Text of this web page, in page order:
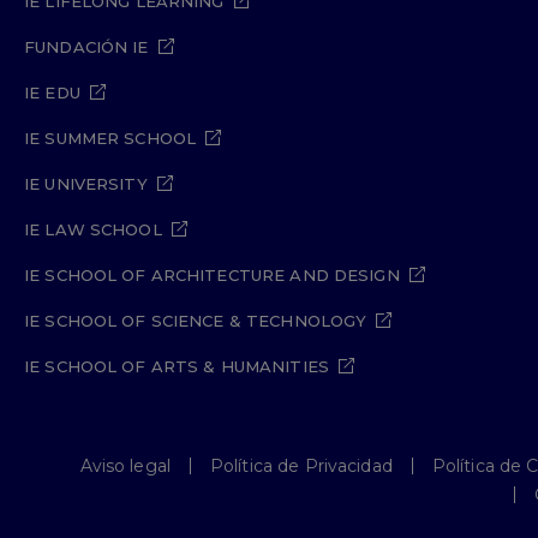
FUNDACIÓN IE
IE EDU
IE SUMMER SCHOOL
IE UNIVERSITY
IE LAW SCHOOL
IE SCHOOL OF ARCHITECTURE AND DESIGN
IE SCHOOL OF SCIENCE & TECHNOLOGY
IE SCHOOL OF ARTS & HUMANITIES
Aviso legal Política de Privacidad
Política de